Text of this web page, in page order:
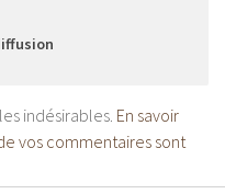
indésirables. En savoir
vos commentaires sont